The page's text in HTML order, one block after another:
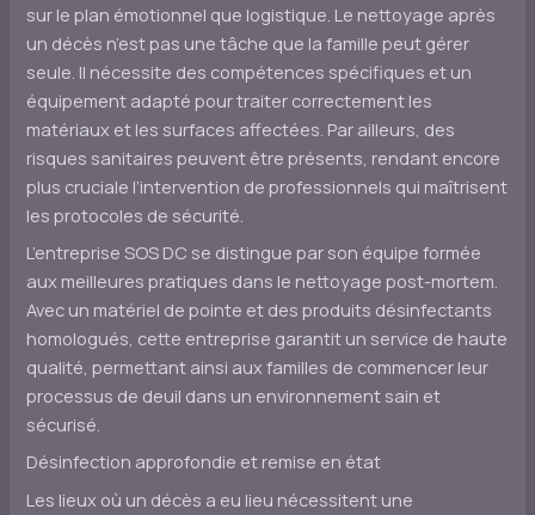
sur le plan émotionnel que logistique. Le nettoyage après
un décès n’est pas une tâche que la famille peut gérer
seule. Il nécessite des compétences spécifiques et un
équipement adapté pour traiter correctement les
matériaux et les surfaces affectées. Par ailleurs, des
risques sanitaires peuvent être présents, rendant encore
plus cruciale l’intervention de professionnels qui maîtrisent
les protocoles de sécurité.
L’entreprise SOS DC se distingue par son équipe formée
aux meilleures pratiques dans le nettoyage post-mortem.
Avec un matériel de pointe et des produits désinfectants
homologués, cette entreprise garantit un service de haute
qualité, permettant ainsi aux familles de commencer leur
processus de deuil dans un environnement sain et
sécurisé.
Désinfection approfondie et remise en état
Les lieux où un décès a eu lieu nécessitent une